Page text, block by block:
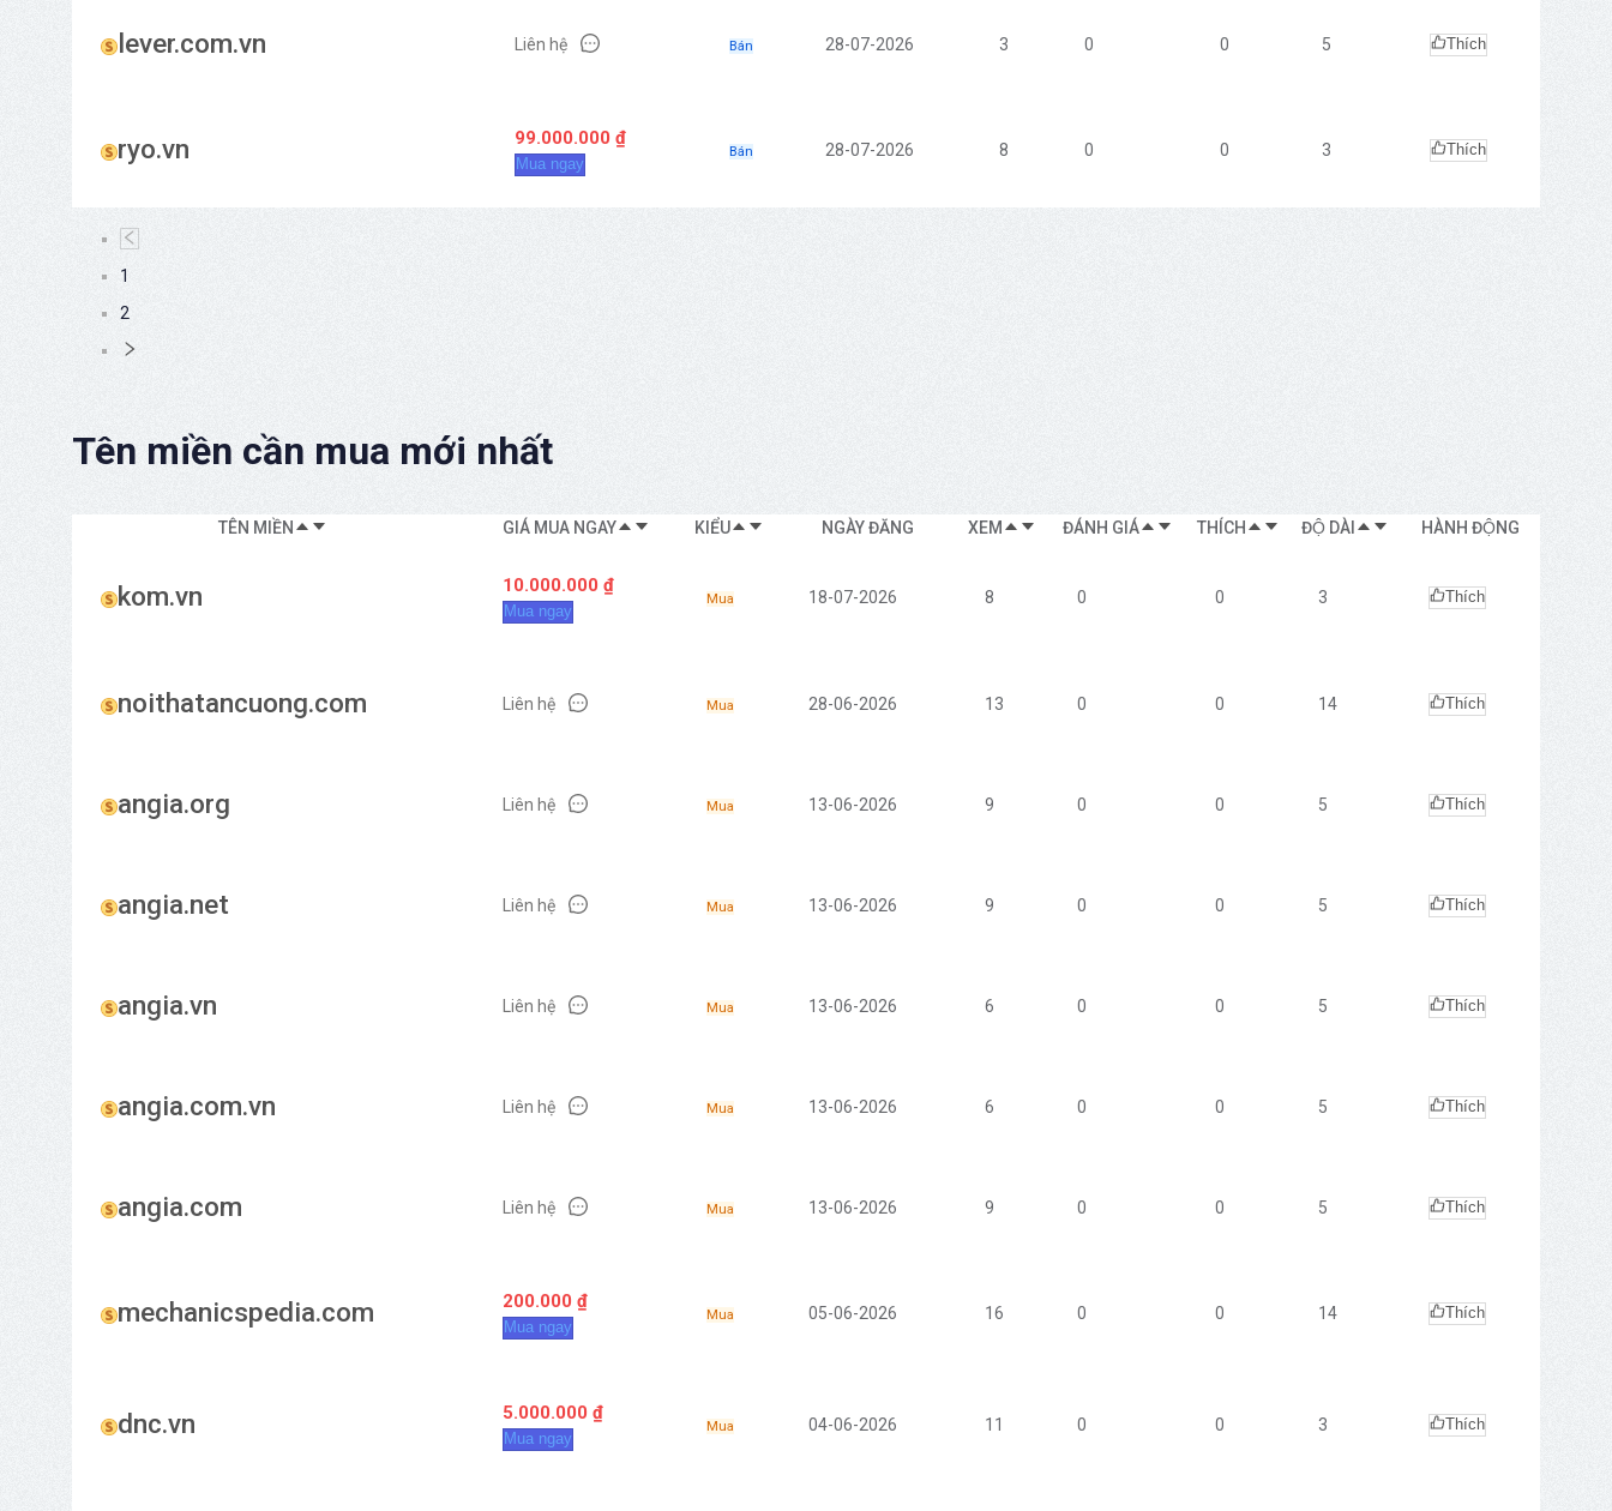
lever.com.vn Liên hệ Bán 28-07-2026 3 0 0 5 Thích
ryo.vn 99.000.000 ₫
Mua ngay
Bán 28-07-2026 8 0 0 3 Thích
1
2
Tên miền cần mua mới nhất
TÊN MIỀN GIÁ MUA NGAY KIỂU NGÀY ĐĂNG XEM ĐÁNH GIÁ THÍCH ĐỘ DÀI HÀNH ĐỘNG
kom.vn 10.000.000 ₫
Mua ngay
Mua 18-07-2026 8 0 0 3 Thích
noithatancuong.com Liên hệ Mua 28-06-2026 13 0 0 14 Thích
angia.org Liên hệ Mua 13-06-2026 9 0 0 5 Thích
angia.net Liên hệ Mua 13-06-2026 9 0 0 5 Thích
angia.vn Liên hệ Mua 13-06-2026 6 0 0 5 Thích
angia.com.vn Liên hệ Mua 13-06-2026 6 0 0 5 Thích
angia.com Liên hệ Mua 13-06-2026 9 0 0 5 Thích
mechanicspedia.com 200.000 ₫
Mua ngay
Mua 05-06-2026 16 0 0 14 Thích
dnc.vn 5.000.000 ₫
Mua ngay
Mua 04-06-2026 11 0 0 3 Thích